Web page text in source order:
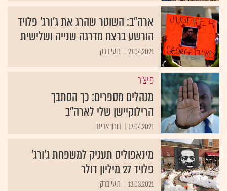
ארה"ב: השוטר שהרג את ג'ורג' פלויד
הורשע ברצח מדרגה שנייה ושלישית
21.04.2021 רועי ברק
פיצ'ר
מנהלים מספרים: כך הסתבך
הרילוקיישן שלי לארה"ב
17.04.2021 דורון אביגד
מינאפוליס תעניק למשפחת ג'ורג'
פלויד 27 מיליון דולר
13.03.2021 רועי ברק